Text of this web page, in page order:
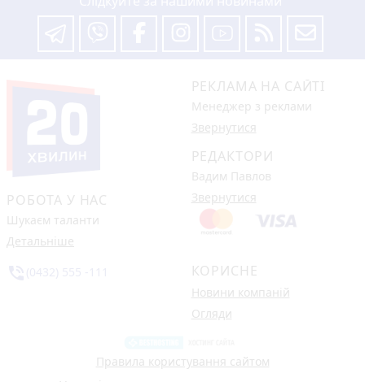
РОБОТА У НАС
Шукаєм таланти
Детальніше
РЕКЛАМА НА САЙТІ
Менеджер з реклами
Звернутися
РЕДАКТОРИ
Вадим Павлов
Звернутися
КОРИСНЕ
Новини компаній
Огляди
Правила користування сайтом